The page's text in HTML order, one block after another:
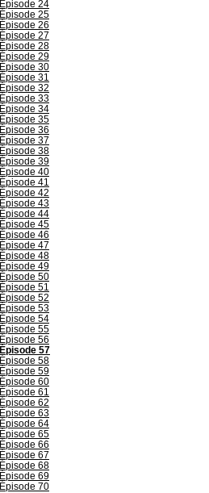
Épisode 24
Épisode 25
Épisode 26
Épisode 27
Épisode 28
Épisode 29
Épisode 30
Épisode 31
Épisode 32
Épisode 33
Épisode 34
Épisode 35
Épisode 36
Épisode 37
Épisode 38
Épisode 39
Épisode 40
Épisode 41
Épisode 42
Épisode 43
Épisode 44
Épisode 45
Épisode 46
Épisode 47
Épisode 48
Épisode 49
Épisode 50
Épisode 51
Épisode 52
Épisode 53
Épisode 54
Épisode 55
Épisode 56
Épisode 57
Épisode 58
Épisode 59
Épisode 60
Épisode 61
Épisode 62
Épisode 63
Épisode 64
Épisode 65
Épisode 66
Épisode 67
Épisode 68
Épisode 69
Épisode 70